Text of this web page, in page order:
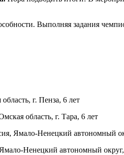
Выполняя задания
г. Пенза, 6 лет
область, г. Тара, 6 лет
Ямало-Ненецкий автономный
Ненецкий автономный округ,